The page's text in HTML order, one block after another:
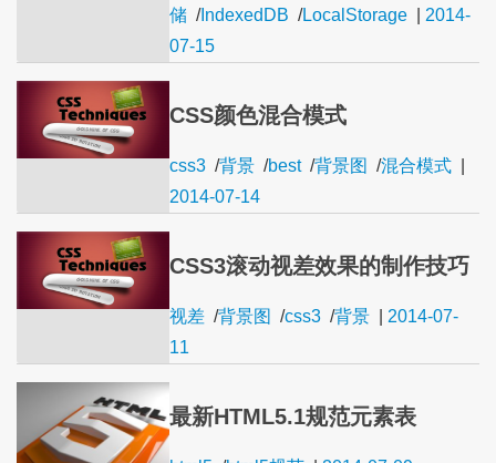
储 /IndexedDB /LocalStorage
2014-
07-15
CSS颜色混合模式
css3 /背景 /best /背景图 /混合模式
2014-07-14
CSS3滚动视差效果的制作技巧
视差 /背景图 /css3 /背景
2014-07-
11
最新HTML5.1规范元素表